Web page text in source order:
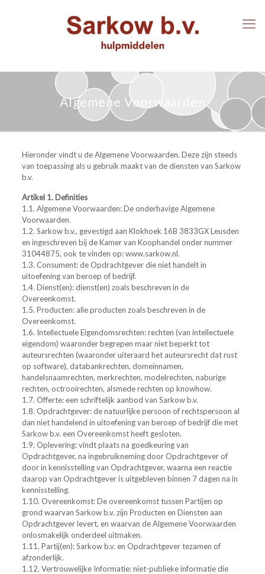
Algemene Voorwaarden
Hieronder vindt u de Algemene Voorwaarden. Deze zijn steeds
van toepassing als u gebruik maakt van de diensten van Sarkow
b.v.
Artikel 1. Definities
1.1. Algemene Voorwaarden: De onderhavige Algemene
Voorwaarden.
1.2. Sarkow b.v., gevestigd aan Klokhoek 16B 3833GX Leusden
en ingeschreven bij de Kamer van Koophandel onder nummer
31044875, ook te vinden op: www.sarkow.nl.
1.3. Consument: de Opdrachtgever die niet handelt in
uitoefening van beroep of bedrijf.
1.4. Dienst(en): dienst(en) zoals beschreven in de
Overeenkomst.
1.5. Producten: alle producten zoals beschreven in de
Overeenkomst.
1.6. Intellectuele Eigendomsrechten: rechten (van intellectuele
eigendom) waaronder begrepen maar niet beperkt tot
auteursrechten (waaronder uiteraard het auteursrecht dat rust
op software), databankrechten, domeinnamen,
handelsnaamrechten, merkrechten, modelrechten, naburige
rechten, octrooirechten, alsmede rechten op knowhow.
1.7. Offerte: een schriftelijk aanbod van Sarkow b.v.
1.8. Opdrachtgever: de natuurlijke persoon of rechtspersoon al
dan niet handelend in uitoefening van beroep of bedrijf die met
Sarkow b.v. een Overeenkomst heeft gesloten.
1.9. Oplevering: vindt plaats na goedkeuring van
Opdrachtgever, na ingebruikneming door Opdrachtgever of
door in kennisstelling van Opdrachtgever, waarna een reactie
daarop van Opdrachtgever is uitgebleven binnen 7 dagen na in
kennisstelling.
1.10. Overeenkomst: De overeenkomst tussen Partijen op
grond waarvan Sarkow b.v. zijn Producten en Diensten aan
Opdrachtgever levert, en waarvan de Algemene Voorwaarden
onlosmakelijk onderdeel uitmaken.
1.11. Partij(en): Sarkow b.v. en Opdrachtgever tezamen of
afzonderlijk.
1.12. Vertrouwelijke Informatie: niet-publieke informatie die